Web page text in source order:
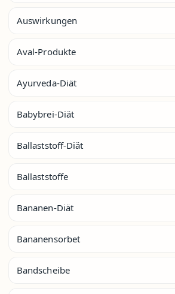
Auswirkungen
Aval-Produkte
Ayurveda-Diät
Babybrei-Diät
Ballaststoff-Diät
Ballaststoffe
Bananen-Diät
Bananensorbet
Bandscheibe